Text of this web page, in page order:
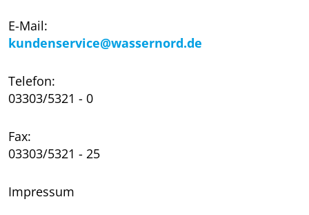
E-Mail:
kundenservice@wassernord.de
Telefon:
03303/5321 - 0
Fax:
03303/5321 - 25
Impressum